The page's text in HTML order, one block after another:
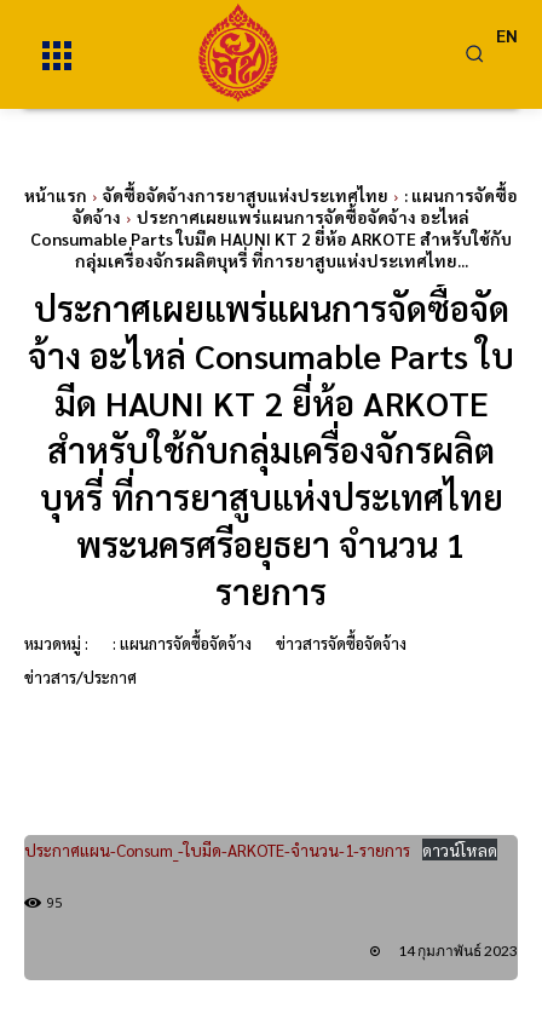
EN
หน้าแรก จัดซื้อจัดจ้างการยาสูบแห่งประเทศไทย
: แผนการจัดซื้อ
จัดจ้าง
ประกาศเผยแพร่แผนการจัดซื้อจัดจ้าง อะไหล่
Consumable Parts ใบมีด HAUNI KT 2 ยี่ห้อ ARKOTE สำหรับใช้กับ
กลุ่มเครื่องจักรผลิตบุหรี่ ที่การยาสูบแห่งประเทศไทย...
ประกาศเผยแพร่แผนการจัดซื้อจัด
จ้าง อะไหล่ Consumable Parts ใบ
มีด HAUNI KT 2 ยี่ห้อ ARKOTE
สำหรับใช้กับกลุ่มเครื่องจักรผลิต
บุหรี่ ที่การยาสูบแห่งประเทศไทย
พระนครศรีอยุธยา จำนวน 1
รายการ
หมวดหมู่ : : แผนการจัดซื้อจัดจ้าง
ข่าวสารจัดซื้อจัดจ้าง
ข่าวสาร/ประกาศ
ประกาศแผน-Consum_-ใบมีด-ARKOTE-จำนวน-1-รายการ ดาวน์โหลด
95
14 กุมภาพันธ์ 2023